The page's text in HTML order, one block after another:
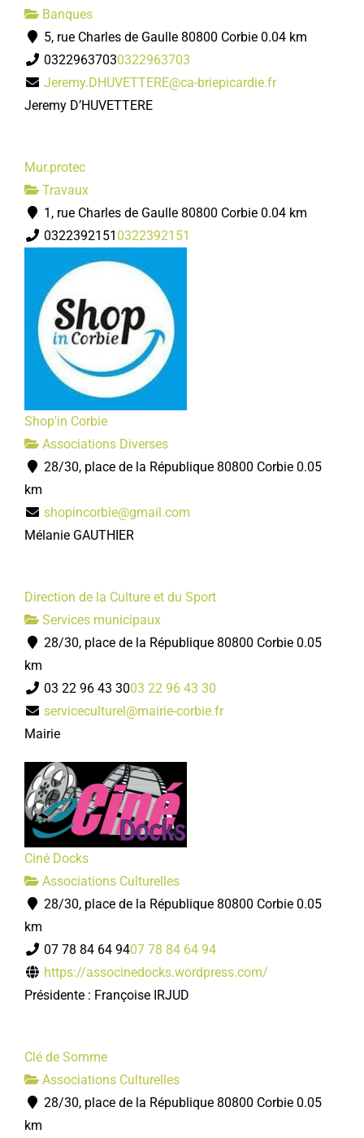
Banques
5, rue Charles de Gaulle 80800 Corbie 0.04 km
03229637030322963703
Jeremy.DHUVETTERE@ca-briepicardie.fr
Jeremy D’HUVETTERE
Mur.protec
Travaux
1, rue Charles de Gaulle 80800 Corbie 0.04 km
0322392151 0322392151
Shop'in Corbie
Associations Diverses
28/30, place de la République 80800 Corbie 0.05
km
shopincorbie@gmail.com
Mélanie GAUTHIER
Direction de la Culture et du Sport
Services municipaux
28/30, place de la République 80800 Corbie 0.05
km
03 22 96 43 3003 22 96 43 30
serviceculturel@mairie-corbie.fr
Mairie
Ciné Docks
Associations Culturelles
28/30, place de la République 80800 Corbie 0.05
km
07 78 84 64 9407 78 84 64 94
https://associnedocks.wordpress.com/
Présidente : Françoise IRJUD
Clé de Somme
Associations Culturelles
28/30, place de la République 80800 Corbie 0.05
km